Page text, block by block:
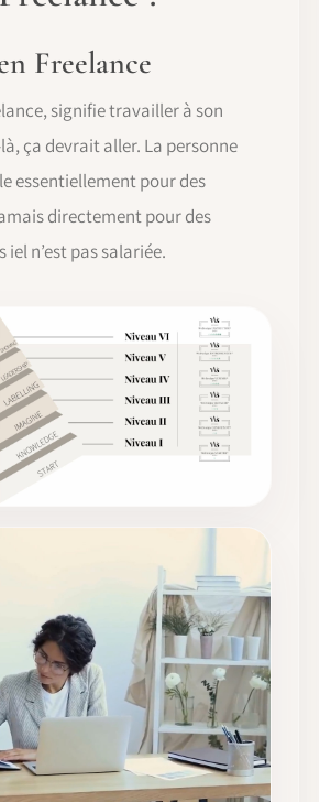
Freelance
signifie travailler à son
ça devrait aller. La personne
essentiellement pour des
directement pour des
n’est pas salariée.